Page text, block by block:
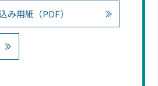
み用紙（PDF）